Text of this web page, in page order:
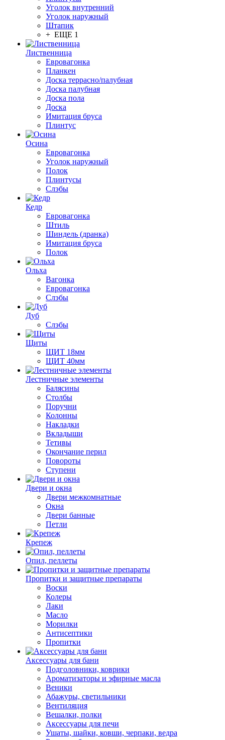
Уголок внутренний
Уголок наружный
Штапик
+ ЕЩЕ 1
Лиственница
Евровагонка
Планкен
Доска террасно/палубная
Доска палубная
Доска пола
Доска
Имитация бруса
Плинтус
Осина
Евровагонка
Уголок наружный
Полок
Плинтусы
Слэбы
Кедр
Евровагонка
Штиль
Шиндель (дранка)
Имитация бруса
Полок
Ольха
Вагонка
Евровагонка
Слэбы
Дуб
Слэбы
Щиты
ЩИТ 18мм
ЩИТ 40мм
Лестничные элементы
Балясины
Столбы
Поручни
Колонны
Накладки
Вкладыши
Тетивы
Окончание перил
Повороты
Ступени
Двери и окна
Двери межкомнатные
Окна
Двери банные
Петли
Крепеж
Опил, пеллеты
Пропитки и защитные препараты
Воски
Колеры
Лаки
Масло
Морилки
Антисептики
Пропитки
Аксессуары для бани
Подголовники, коврики
Ароматизаторы и эфирные масла
Веники
Абажуры, светильники
Вентиляция
Вешалки, полки
Аксессуары для печи
Ушаты, шайки, ковши, черпаки, ведра